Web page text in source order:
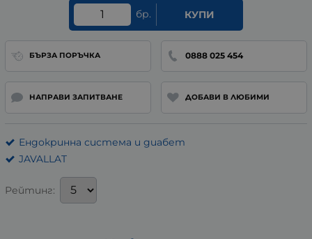
бр. КУПИ
БЪРЗА ПОРЪЧКА 0888 025 454
НАПРАВИ ЗАПИТВАНЕ ДОБАВИ В ЛЮБИМИ
Ендокринна система и диабет
JAVALLAT
Рейтинг: